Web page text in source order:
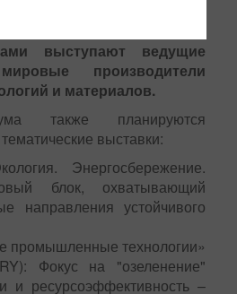
одним из самых
в странах СНГ и
выступают ведущие
произво­дители
и материалов.
также планируются
выставки:
Энергосбережение.
блок, охватывающий
направления устойчивого
промышленные технологии»
Фокус на "озеленение"
и ресурсоэффективность –